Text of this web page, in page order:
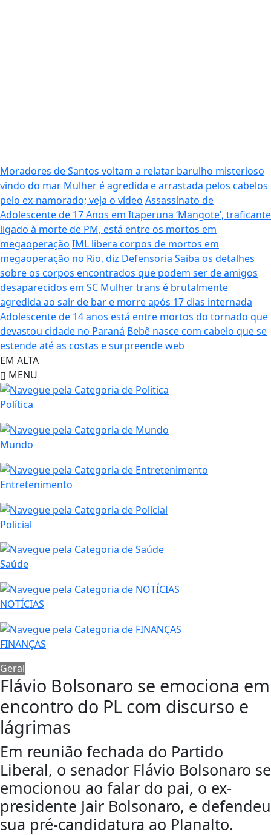
Moradores de Santos voltam a relatar barulho misterioso
vindo do mar Mulher é agredida e arrastada pelos cabelos
pelo ex-namorado; veja o vídeo Assassinato de
Adolescente de 17 Anos em Itaperuna ‘Mangote’, traficante
ligado à morte de PM, está entre os mortos em
megaoperação IML libera corpos de mortos em
megaoperação no Rio, diz Defensoria Saiba os detalhes
sobre os corpos encontrados que podem ser de amigos
desaparecidos em SC Mulher trans é brutalmente
agredida ao sair de bar e morre após 17 dias internada
Adolescente de 14 anos está entre mortos do tornado que
devastou cidade no Paraná Bebê nasce com cabelo que se
estende até as costas e surpreende web
EM ALTA
MENU
Política
Mundo
Entretenimento
Policial
Saúde
NOTÍCIAS
FINANÇAS
Geral
Flávio Bolsonaro se emociona em
encontro do PL com discurso e
lágrimas
Em reunião fechada do Partido
Liberal, o senador Flávio Bolsonaro se
emocionou ao falar do pai, o ex-
presidente Jair Bolsonaro, e defendeu
sua pré-candidatura ao Planalto.